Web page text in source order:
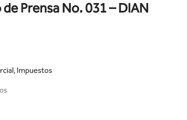
Prensa No. 031 – DIAN
Impuestos